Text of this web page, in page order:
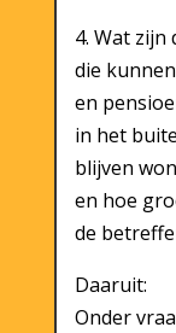
4. Wat
die
en
in het
blijven
en hoe
de
Daaruit:
Onder